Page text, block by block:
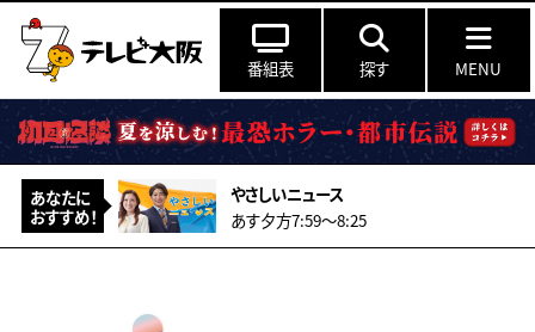
番組表 探す MENU
あなたに
おすすめ！
やさしいニュース
あす夕方7:59〜8:25